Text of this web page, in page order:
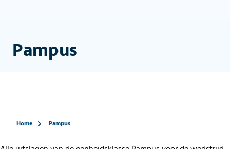
Pampus
Home Pampus